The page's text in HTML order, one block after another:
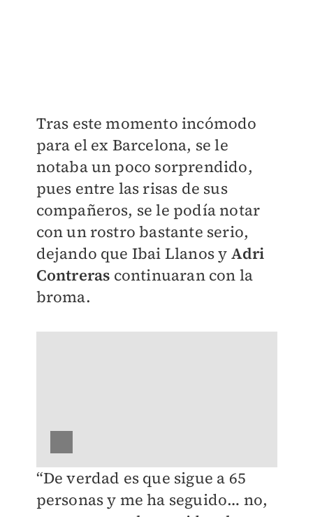
Tras este momento incómodo
para el ex Barcelona, se le
notaba un poco sorprendido,
pues entre las risas de sus
compañeros, se le podía notar
con un rostro bastante serio,
dejando que Ibai Llanos y Adri
Contreras continuaran con la
broma.
“De verdad es que sigue a 65
personas y me ha seguido… no,